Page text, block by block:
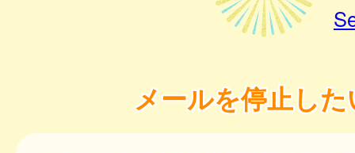
メールを停止した